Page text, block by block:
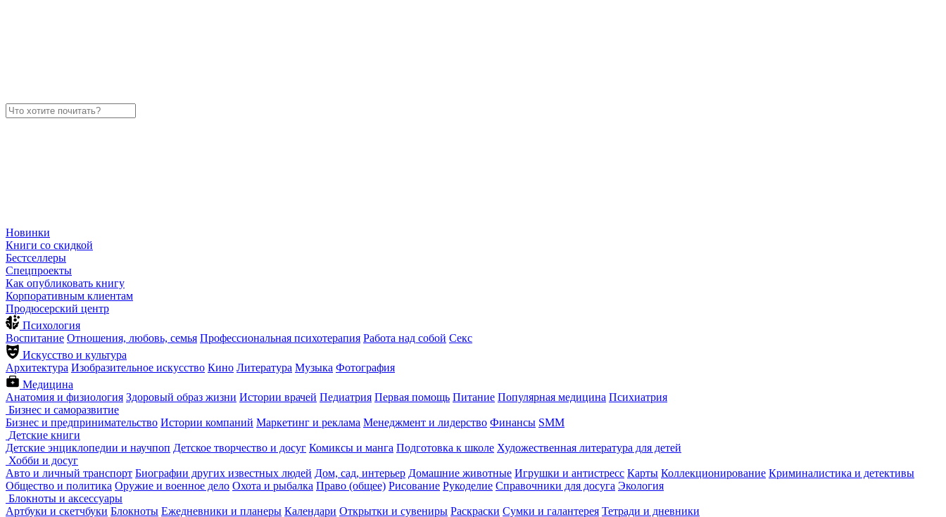
Новинки
Книги со скидкой
Бестселлеры
Спецпроекты
Как опубликовать книгу
Корпоративным клиентам
Продюсерский центр
Психология
Воспитание Отношения, любовь, семья Профессиональная психотерапия Работа над собой Секс
Искусство и культура
Архитектура Изобразительное искусство Кино Литература Музыка Фотография
Медицина
Анатомия и физиология Здоровый образ жизни Истории врачей Педиатрия Первая помощь Питание Популярная медицина Психиатрия
Бизнес и саморазвитие
Бизнес и предпринимательство Истории компаний Маркетинг и реклама Менеджмент и лидерство Финансы SMM
Детские книги
Детские энциклопедии и научпоп Детское творчество и досуг Комиксы и манга Подготовка к школе Художественная литература для детей
Хобби и досуг
Авто и личный транспорт Биографии других известных людей Дом, сад, интерьер Домашние животные Игрушки и антистресс Карты Коллекционирование Криминалистика и детективы
Общество и политика Оружие и военное дело Охота и рыбалка Право (общее) Рисование Рукоделие Справочники для досуга Экология
Блокноты и аксессуары
Артбуки и скетчбуки Блокноты Ежедневники и планеры Календари Открытки и сувениры Раскраски Сумки и галантерея Тетради и дневники